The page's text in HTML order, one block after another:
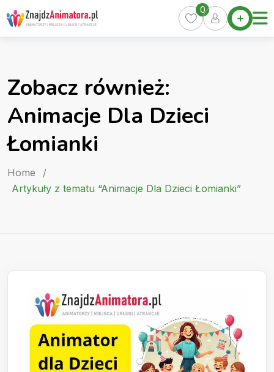
Skip
to
content
Home
Oferty
Kurs
0
Zobacz również:
Animacje Dla Dzieci
Łomianki
Home
/
Artykuły z tematu “Animacje Dla Dzieci Łomianki”